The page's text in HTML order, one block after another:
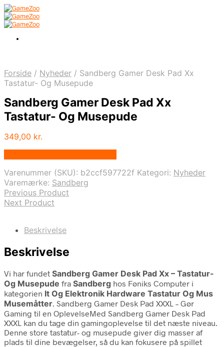
Forside / Nyheder / Sandberg Gamer Desk Pad Xx
Tastatur- Og Musepude
Sandberg Gamer Desk Pad Xx
Tastatur- Og Musepude
349,00 kr.
Varenummer (SKU): b2ccf597722f Kategori: Nyheder
Varemærke: Sandberg
Previous Product
Next Product
Beskrivelse
Beskrivelse
Vi har fundet Sandberg Gamer Desk Pad Xx – Tastatur-
Og Musepude fra Sandberg hos Føniks Computer i
kategorien It Og Elektronik Hardware Tastatur Og Mus
Musemåtter. Sandberg Gamer Desk Pad XXXL – Gør
Gaming til en OplevelseMed Sandberg Gamer Desk Pad
XXXL kan du tage din gamingoplevelse til det næste niveau.
Denne store tastatur- og musepude giver dig masser af
plads til dine bevægelser, så du kan fokusere på spillet